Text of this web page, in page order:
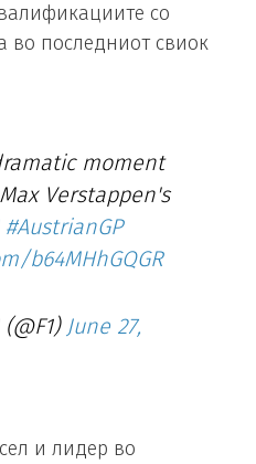
со
во последниот свиок
moment
Verstappen's
#AustrianGP
b64MHhGQGR
June 27,
и лидер во